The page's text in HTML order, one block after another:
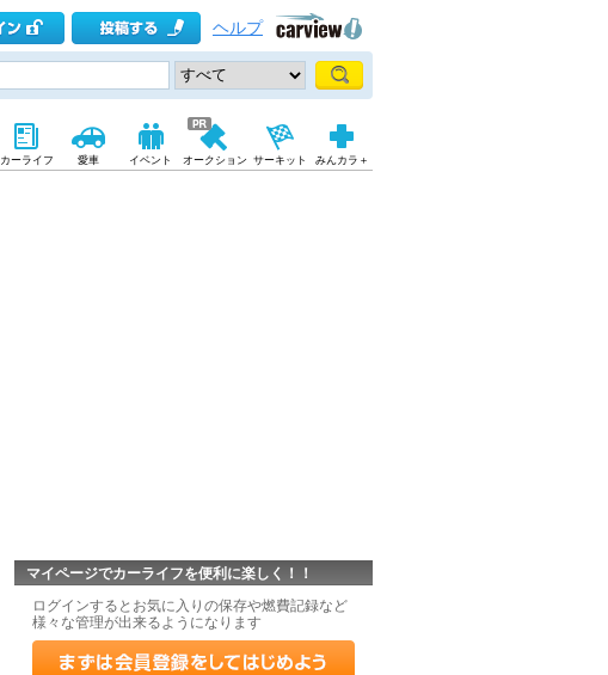
ヘルプ
カーライフ 愛車 イベント オークション サーキット みんカラ＋
マイページでカーライフを便利に楽しく！！
ログインするとお気に入りの保存や燃費記録など
様々な管理が出来るようになります